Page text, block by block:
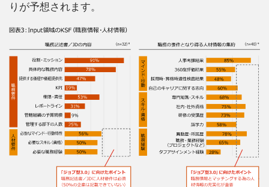
りが予想されます。